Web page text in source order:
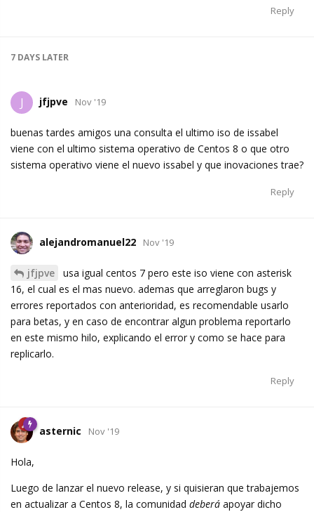
Reply
7 DAYS LATER
J jfjpve Nov '19
buenas tardes amigos una consulta el ultimo iso de issabel
viene con el ultimo sistema operativo de Centos 8 o que otro
sistema operativo viene el nuevo issabel y que inovaciones trae?
Reply
alejandromanuel22 Nov '19
jfjpve
usa igual centos 7 pero este iso viene con asterisk
16, el cual es el mas nuevo. ademas que arreglaron bugs y
errores reportados con anterioridad, es recomendable usarlo
para betas, y en caso de encontrar algun problema reportarlo
en este mismo hilo, explicando el error y como se hace para
replicarlo.
Reply
asternic Nov '19
Hola,
Luego de lanzar el nuevo release, y si quisieran que trabajemos
en actualizar a Centos 8, la comunidad deberá apoyar dicho